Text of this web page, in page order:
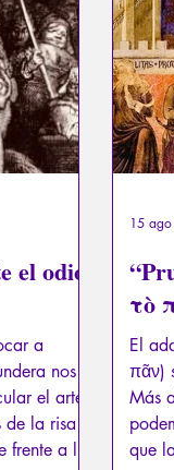
el odio
a
nos
el arte
la risa y
a la
τὸ
El
πᾶν)
Más
que
15